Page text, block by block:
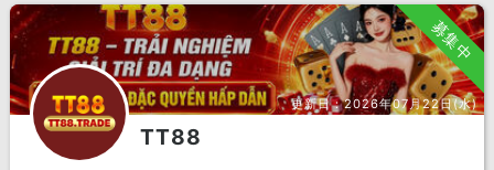
募集中
更新日：2026年07月22日(水)
TT88